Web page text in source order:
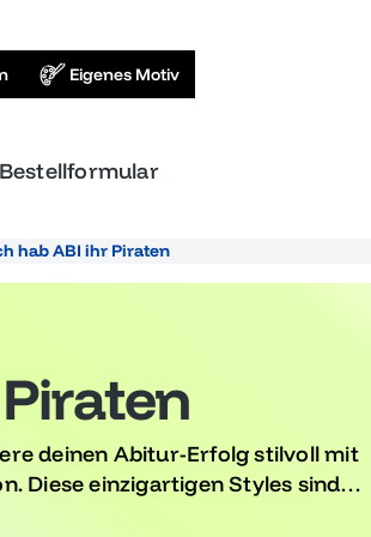
Eigenes Motiv
hab ABI ihr Piraten
deinen Abitur-Erfolg stilvoll mit
Diese einzigartigen Styles sind
dich im Rampenlicht glänzen. Egal